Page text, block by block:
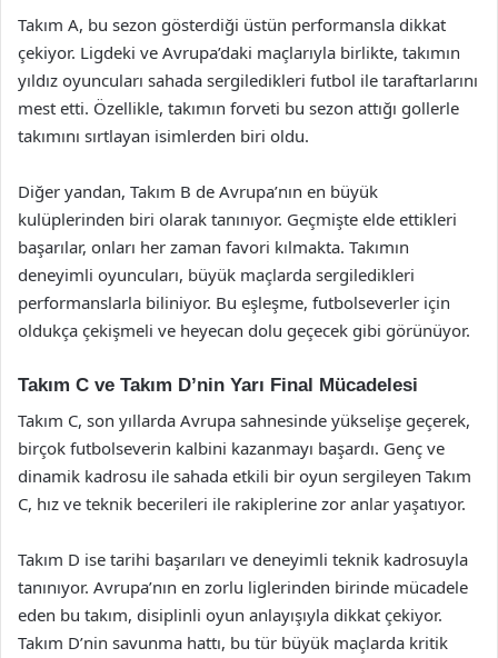
Takım A, bu sezon gösterdiği üstün performansla dikkat
çekiyor. Ligdeki ve Avrupa’daki maçlarıyla birlikte, takımın
yıldız oyuncuları sahada sergiledikleri futbol ile taraftarlarını
mest etti. Özellikle, takımın forveti bu sezon attığı gollerle
takımını sırtlayan isimlerden biri oldu.
Diğer yandan, Takım B de Avrupa’nın en büyük
kulüplerinden biri olarak tanınıyor. Geçmişte elde ettikleri
başarılar, onları her zaman favori kılmakta. Takımın
deneyimli oyuncuları, büyük maçlarda sergiledikleri
performanslarla biliniyor. Bu eşleşme, futbolseverler için
oldukça çekişmeli ve heyecan dolu geçecek gibi görünüyor.
Takım C ve Takım D’nin Yarı Final Mücadelesi
Takım C, son yıllarda Avrupa sahnesinde yükselişe geçerek,
birçok futbolseverin kalbini kazanmayı başardı. Genç ve
dinamik kadrosu ile sahada etkili bir oyun sergileyen Takım
C, hız ve teknik becerileri ile rakiplerine zor anlar yaşatıyor.
Takım D ise tarihi başarıları ve deneyimli teknik kadrosuyla
tanınıyor. Avrupa’nın en zorlu liglerinden birinde mücadele
eden bu takım, disiplinli oyun anlayışıyla dikkat çekiyor.
Takım D’nin savunma hattı, bu tür büyük maçlarda kritik